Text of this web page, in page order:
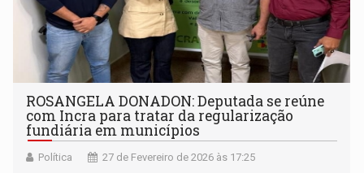
ROSANGELA DONADON: Deputada se reúne
com Incra para tratar da regularização
fundiária em municípios
Política 27 de Fevereiro de 2026 às 17:25